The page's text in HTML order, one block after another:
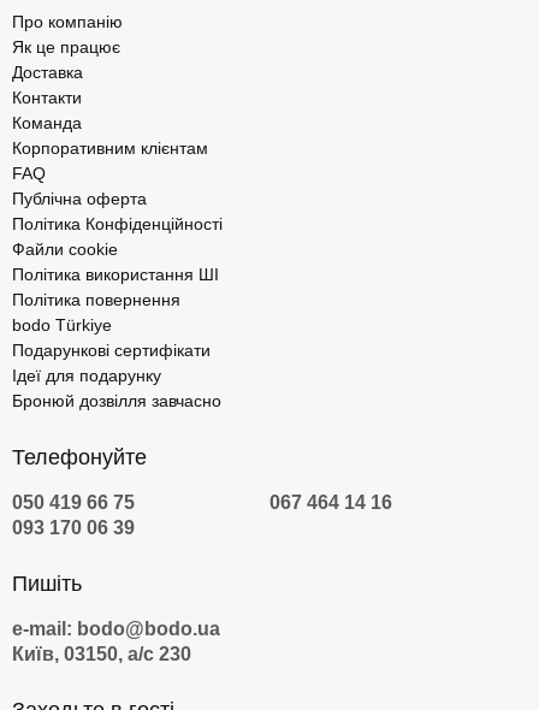
Про компанію
Як це працює
Доставка
Контакти
Команда
Корпоративним клієнтам
FAQ
Публічна оферта
Політика Конфіденційності
Файли cookie
Політика використання ШІ
Політика повернення
bodo Türkiye
Подарункові сертифікати
Ідеї для подарунку
Бронюй дозвілля завчасно
Телефонуйте
050 419 66 75
067 464 14 16
093 170 06 39
Пишіть
e-mail: bodo@bodo.ua
Київ, 03150, а/с 230